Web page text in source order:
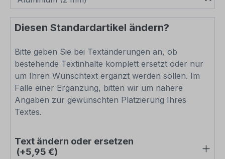
Diesen Standardartikel ändern?
Bitte geben Sie bei Textänderungen an, ob
bestehende Textinhalte komplett ersetzt oder nur
um Ihren Wunschtext ergänzt werden sollen. Im
Falle einer Ergänzung, bitten wir um nähere
Angaben zur gewünschten Platzierung Ihres
Textes.
Text ändern oder ersetzen
(+5,95 €)